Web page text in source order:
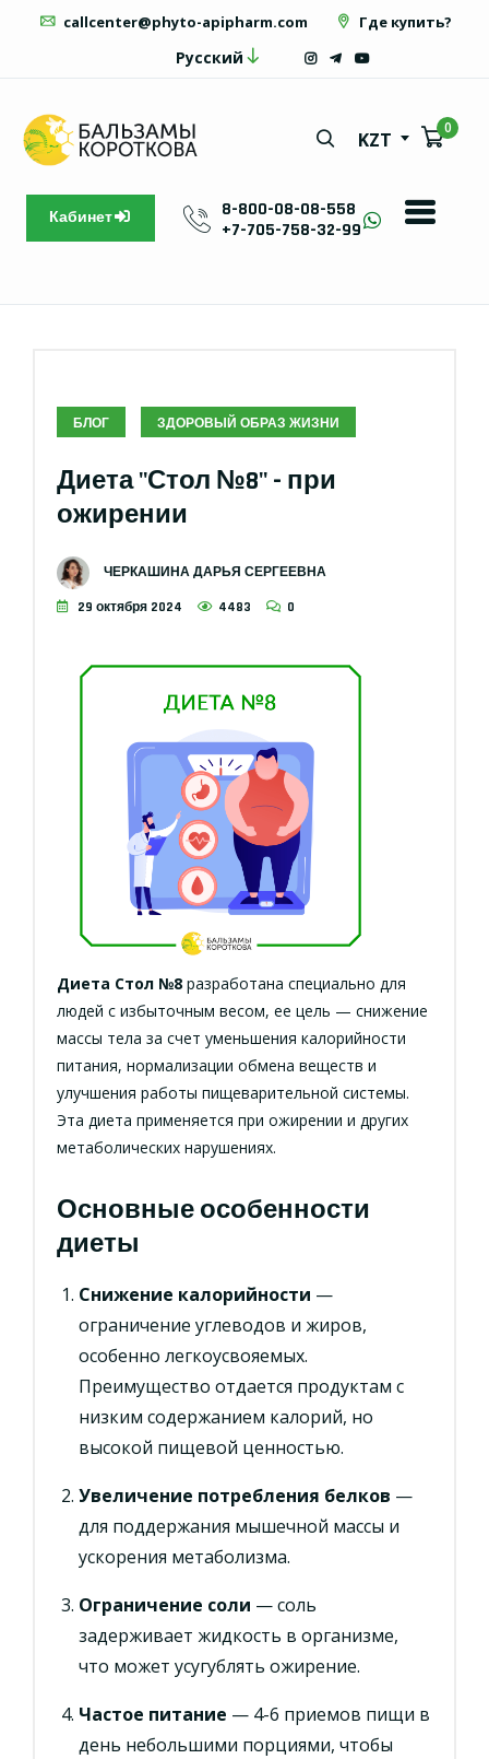
callcenter@phyto-apipharm.com Где купить?
Русский
KZT
0
Кабинет
8-800-08-08-558
+7-705-758-32-99
БЛОГ ЗДОРОВЫЙ ОБРАЗ ЖИЗНИ
Диета "Стол №8" - при
ожирении
ЧЕРКАШИНА ДАРЬЯ СЕРГЕЕВНА
29 октября 2024 4483 0
Диета Стол №8 разработана специально для
людей с избыточным весом, ее цель — снижение
массы тела за счет уменьшения калорийности
питания, нормализации обмена веществ и
улучшения работы пищеварительной системы.
Эта диета применяется при ожирении и других
метаболических нарушениях.
Основные особенности
диеты
Снижение калорийности —
ограничение углеводов и жиров,
особенно легкоусвояемых.
Преимущество отдается продуктам с
низким содержанием калорий, но
высокой пищевой ценностью.
Увеличение потребления белков —
для поддержания мышечной массы и
ускорения метаболизма.
Ограничение соли — соль
задерживает жидкость в организме,
что может усугублять ожирение.
Частое питание — 4-6 приемов пищи в
день небольшими порциями, чтобы